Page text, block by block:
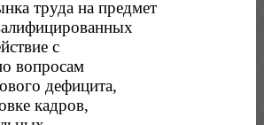
труда на предмет
с
вопросам
дефицита,
кадров,